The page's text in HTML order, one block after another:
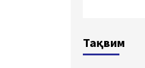
Тақвим